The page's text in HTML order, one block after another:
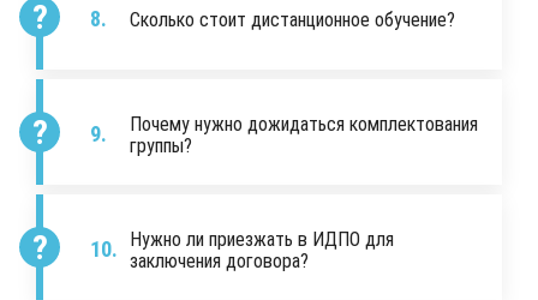
Сколько стоит дистанционное обучение?
Почему нужно дожидаться комплектования
группы?
Нужно ли приезжать в ИДПО для
заключения договора?